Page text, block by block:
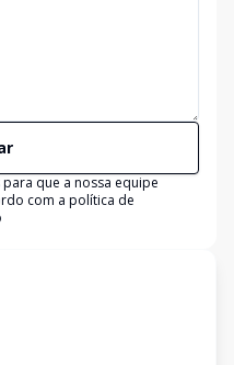
que a nossa equipe
com a política de